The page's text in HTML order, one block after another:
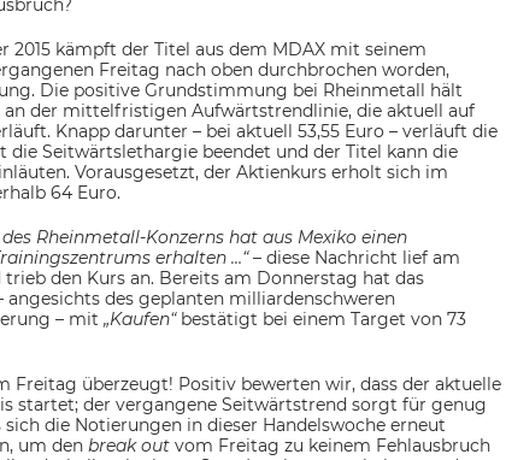
2015 kämpft der Titel aus dem MDAX mit seinem
Freitag nach oben durchbrochen worden,
Die positive Grundstimmung bei Rheinmetall hält
der mittelfristigen Aufwärtstrendlinie, die aktuell auf
Knapp darunter – bei aktuell 53,55 Euro – verläuft die
die Seitwärtslethargie beendet und der Titel kann die
Vorausgesetzt, der Aktienkurs erholt sich im
64 Euro.
Rheinmetall-Konzerns hat aus Mexiko einen
erhalten …“– diese Nachricht lief am
den Kurs an. Bereits am Donnerstag hat das
angesichts des geplanten milliardenschweren
– mit „Kaufen“bestätigt bei einem Target von 73
Freitag überzeugt! Positiv bewerten wir, dass der aktuelle
startet; der vergangene Seitwärtstrend sorgt für genug
die Notierungen in dieser Handelswoche erneut
um den break out vom Freitag zu keinem Fehlausbruch